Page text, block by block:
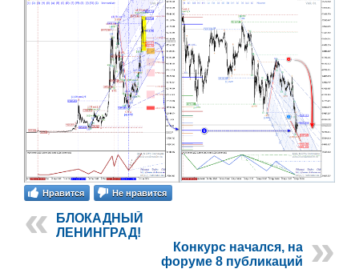
Нравится Не нравится
БЛОКАДНЫЙ
ЛЕНИНГРАД!
Конкурс начался, на
форуме 8 публикаций